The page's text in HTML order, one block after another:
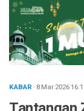
KABAR · 8 Mar 2026